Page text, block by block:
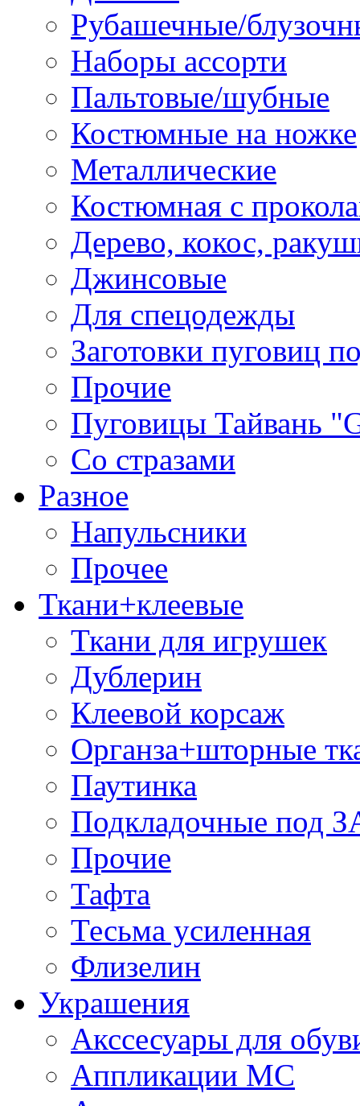
Рубашечные/
Наборы ассорти
Пальтовые/шубные
Костюмные на ножке
Металлические
Костюмная с
Дерево, кокос,
Джинсовые
Для спецодежды
Заготовки пуговиц
Прочие
Пуговицы Тайвань
Со стразами
Разное
Напульсники
Прочее
Ткани+клеевые
Ткани для игрушек
Дублерин
Клеевой корсаж
Органза+шторные
Паутинка
Подкладочные под
Прочие
Тафта
Тесьма усиленная
Флизелин
Украшения
Акссесуары для
Аппликации МС